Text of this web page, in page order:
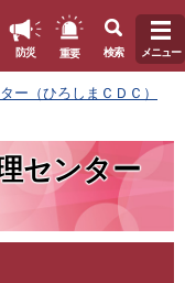
防災 重要 検索 メニュー
ー（ひろしまＣＤＣ）
センター